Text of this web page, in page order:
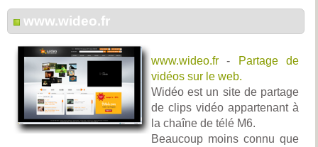
www.wideo.fr
www.wideo.fr -
Partage de
vidéos sur le web.
Widéo est un site de partage
de clips vidéo appartenant à
la chaîne de télé M6.
Beaucoup moins connu que